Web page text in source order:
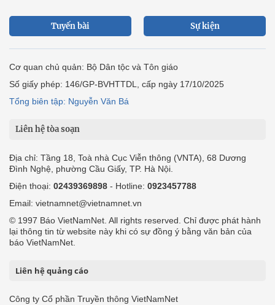
Tuyến bài Sự kiện
Cơ quan chủ quản: Bộ Dân tộc và Tôn giáo
Số giấy phép: 146/GP-BVHTTDL, cấp ngày 17/10/2025
Tổng biên tập: Nguyễn Văn Bá
Liên hệ tòa soạn
Địa chỉ: Tầng 18, Toà nhà Cục Viễn thông (VNTA), 68 Dương
Đình Nghệ, phường Cầu Giấy, TP. Hà Nội.
Điện thoại: 02439369898 - Hotline: 0923457788
Email: vietnamnet@vietnamnet.vn
© 1997 Báo VietNamNet. All rights reserved. Chỉ được phát hành
lại thông tin từ website này khi có sự đồng ý bằng văn bản của
báo VietNamNet.
Liên hệ quảng cáo
Công ty Cổ phần Truyền thông VietNamNet